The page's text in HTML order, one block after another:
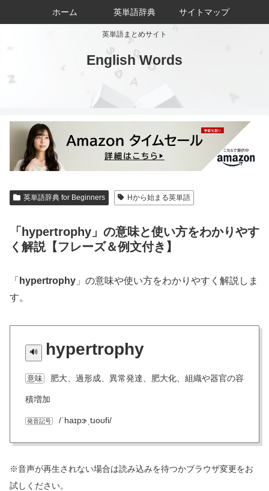
英単語まとめサイト
English Words
ホーム 英単語辞典 サイトマップ
英単語辞典 for Beginners Hから始まる英単語
「hypertrophy」の意味と使い方をわかりやす
く解説【フレーズ＆例文付き】
「 hypertrophy 」の意味や使い方をわかりやすく解説しま
す。
hypertrophy
意味 肥大、過形成、異常発達、肥大化、組織や器官の容
積増加
発音記号 /ˈhaɪpɝˌtɹoʊfi/
※音声が再生されない場合は読み込みを待つかブラウザ変更をお
試しください。